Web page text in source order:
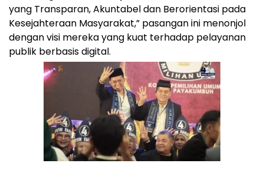
yang Transparan, Akuntabel dan Berorientasi pada
Kesejahteraan Masyarakat,” pasangan ini menonjol
dengan visi mereka yang kuat terhadap pelayanan
publik berbasis digital.